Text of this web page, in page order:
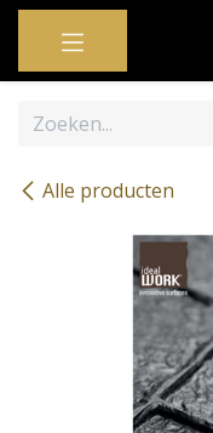
OVERSLAAN NAAR
Alle producten